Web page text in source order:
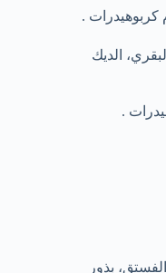
الديك
بذور